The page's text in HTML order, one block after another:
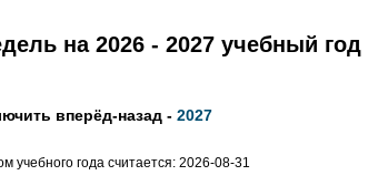
на 2026 - 2027 учебный год
вперёд-назад - 2027
учебного года считается: 2026-08-31